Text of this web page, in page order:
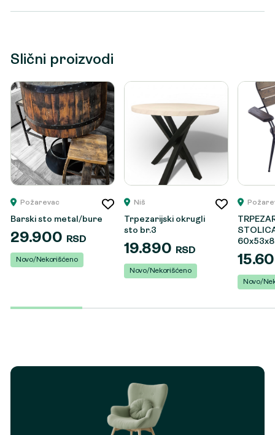
Slični proizvodi
Požarevac
Barski sto metal/bure
29.900 RSD
Novo/Nekorišćeno
Niš
Trpezarijski okrugli
sto br.3
19.890 RSD
Novo/Nekorišćeno
Novo/